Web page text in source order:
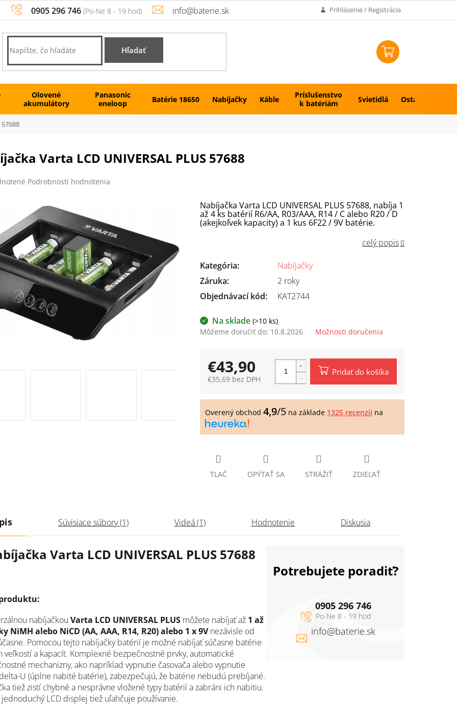
0905 296 746 info@baterie.sk Prihlásenie / Registrácia
Hľadať
Olovené
akumulátory
Panasonic
eneloop
Batérie 18650 Nabíjačky Káble
Príslušenstvo
k batériám
Svietidlá Ostatné
57688
Varta LCD UNIVERSAL PLUS 57688
Podrobnosti hodnotenia
Na sklade (>10 ks)
Môžeme doručiť do: 10.8.2026 Možnosti doručenia
Nabíjačka Varta LCD UNIVERSAL PLUS 57688, nabíja 1
až 4 ks batérií R6/AA, R03/AAA, R14 / C alebo R20 / D
(akejkoľvek kapacity) a 1 kus 6F22 / 9V batérie.
celý popis
TLAČ OPÝTAŤ SA STRÁŽIŤ ZDIEĽAŤ
Kategória:
Nabíjačky
Záruka:
2 roky
Objednávací kód:
KAT2744
€43,90
€35,69 bez DPH
cena:
Pridať do košíka
Overený obchod 4,9/5na základe 1325 recenziína
Súvisiace súbory (1) Videá (1) Hodnotenie Diskusia
Varta LCD UNIVERSAL PLUS 57688
nabíjačkou Varta LCD UNIVERSAL PLUS môžete nabíjať až 1 až
NiMH alebo NiCD (AA, AAA, R14, R20) alebo 1 x 9Vnezávisle od
Pomocou tejto nabíjačky batérií je možné nabíjať súčasne batérie
veľkostí a kapacít. Komplexné bezpečnostné prvky, automatické
mechanizny, ako napríklad vypnutie časovača alebo vypnutie
U (úplne nabité batérie), zabezpečujú, že batérie nebudú prebíjané.
tiež zistí chybné a nesprávne vložené typy batérií a zabráni ich nabitiu.
jednoduchý LCD displej tiež uľahčuje používanie.
Potrebujete poradiť?
info@baterie.sk
0905 296 746